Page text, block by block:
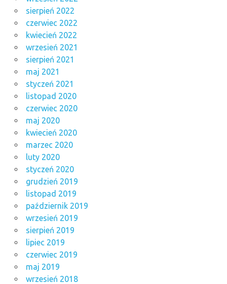
sierpień 2022
czerwiec 2022
kwiecień 2022
wrzesień 2021
sierpień 2021
maj 2021
styczeń 2021
listopad 2020
czerwiec 2020
maj 2020
kwiecień 2020
marzec 2020
luty 2020
styczeń 2020
grudzień 2019
listopad 2019
październik 2019
wrzesień 2019
sierpień 2019
lipiec 2019
czerwiec 2019
maj 2019
wrzesień 2018